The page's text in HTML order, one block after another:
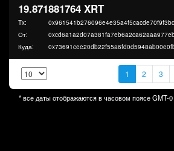
19.871881764 XRT
Tx:
От:
Куда:
1 2 3
* все даты отображаются в часовом поясеGMT-0